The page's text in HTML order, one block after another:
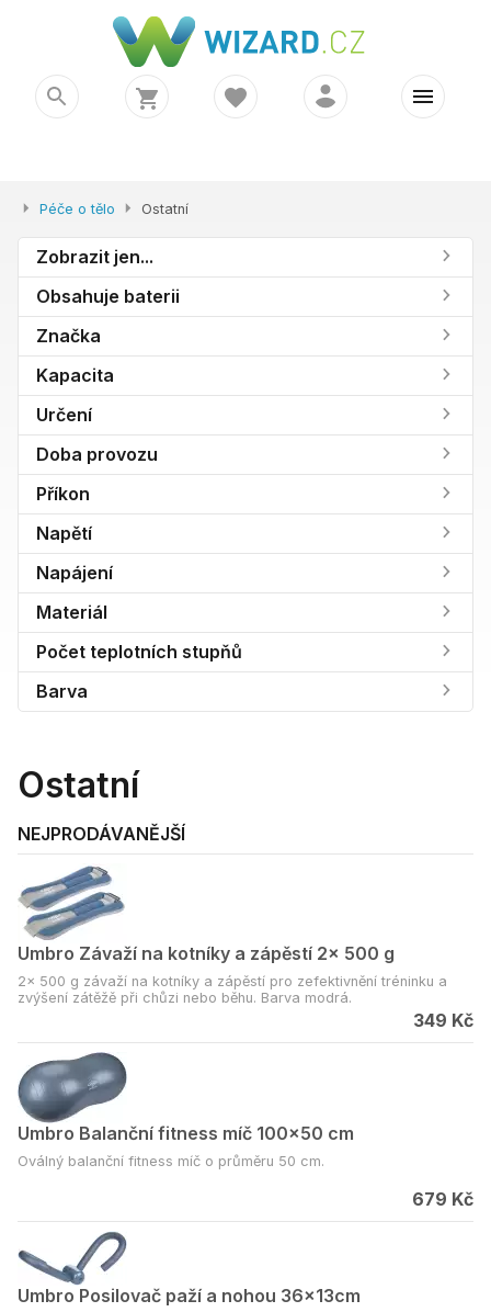
Péče o tělo Ostatní
Zobrazit jen...
Obsahuje baterii
Značka
Kapacita
Určení
Doba provozu
Příkon
Napětí
Napájení
Materiál
Počet teplotních stupňů
Barva
Ostatní
NEJPRODÁVANĚJŠÍ
Umbro Závaží na kotníky a zápěstí 2x 500 g
2x 500 g závaží na kotníky a zápěstí pro zefektivnění tréninku a
zvýšení zátěžě při chůzi nebo běhu. Barva modrá.
349 Kč
Umbro Balanční fitness míč 100x50 cm
Oválný balanční fitness míč o průměru 50 cm.
679 Kč
Umbro Posilovač paží a nohou 36x13cm